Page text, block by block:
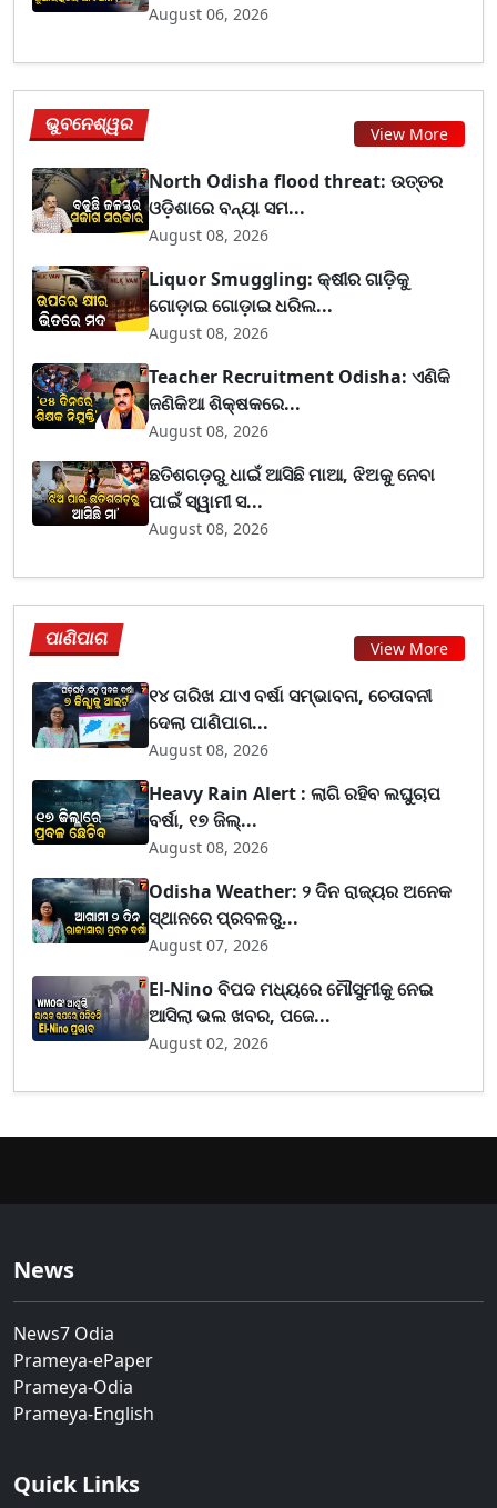
August 06, 2026
ଭୁବନେଶ୍ୱର View More
North Odisha flood threat: ଉତ୍ତର
ଓଡ଼ିଶାରେ ବନ୍ୟା ସମ...
August 08, 2026
Liquor Smuggling: କ୍ଷୀର ଗାଡ଼ିକୁ
ଗୋଡ଼ାଇ ଗୋଡ଼ାଇ ଧରିଲ...
August 08, 2026
Teacher Recruitment Odisha: ଏଣିକି
ଜଣିକିଆ ଶିକ୍ଷକରେ...
August 08, 2026
ଛତିଶଗଡ଼ରୁ ଧାଇଁ ଆସିଛି ମାଆ, ଝିଅକୁ ନେବା
ପାଇଁ ସ୍ୱାମୀ ସ...
August 08, 2026
ପାଣିପାଗ View More
୧୪ ତାରିଖ ଯାଏ ବର୍ଷା ସମ୍ଭାବନା, ଚେତାବନୀ
ଦେଲା ପାଣିପାଗ...
August 08, 2026
Heavy Rain Alert : ଲାଗି ରହିବ ଲଘୁଚାପ
ବର୍ଷା, ୧୭ ଜିଲ୍...
August 08, 2026
Odisha Weather: ୨ ଦିନ ରାଜ୍ୟର ଅନେକ
ସ୍ଥାନରେ ପ୍ରବଳରୁ...
August 07, 2026
El-Nino ବିପଦ ମଧ୍ୟରେ ମୌସୁମୀକୁ ନେଇ
ଆସିଲା ଭଲ ଖବର, ପଜେ...
August 02, 2026
News
News7 Odia
Prameya-ePaper
Prameya-Odia
Prameya-English
Quick Links